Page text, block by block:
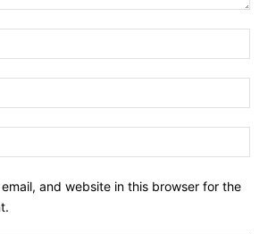
and website in this browser for the